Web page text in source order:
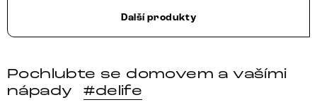
Další produkty
Pochlubte se domovem a vašími
nápady
#delife